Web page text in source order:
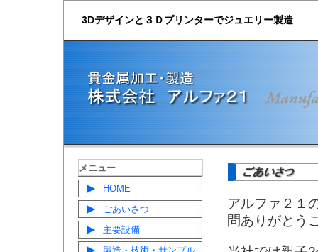
3Dデザインと３Ｄプリンターでジュエリー製造
アルファ２１
問ありがとう
メニュー
HOME
ごあいさつ
主要設備